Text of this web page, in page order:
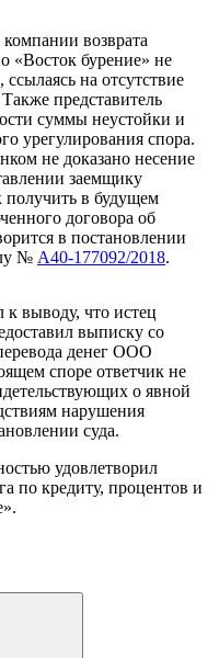
возврата
«Восток бурение» не
на отсутствие
Также представитель
суммы неустойки и
урегулирования спора.
не доказано несение
заемщику
в будущем
договора об
в постановлении
№ А40-177092/2018.
выводу, что истец
выписку со
денег ООО
споре ответчик не
о явной
нарушения
суда.
удовлетворил
по кредиту, процентов и